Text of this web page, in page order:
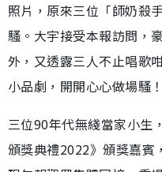
照片，原來三位「師奶殺
騷。大宇接受本報訪問，
外，又透露三人不止唱歌
小品劇，開開心心做場騷！
三位90年代無綫當家小生
頒獎典禮2022》頒獎嘉賓